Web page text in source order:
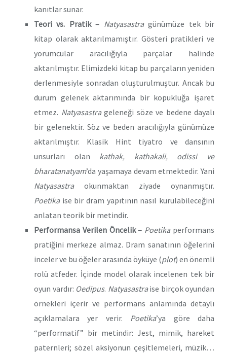
kanıtlar sunar.
Teori vs. Pratik – Natyasastra günümüze tek bir
kitap olarak aktarılmamıştır. Gösteri pratikleri ve
yorumcular aracılığıyla parçalar halinde
aktarılmıştır. Elimizdeki kitap bu parçaların yeniden
derlenmesiyle sonradan oluşturulmuştur. Ancak bu
durum gelenek aktarımında bir kopukluğa işaret
etmez. Natyasastrageleneği söze ve bedene dayalı
bir gelenektir. Söz ve beden aracılığıyla günümüze
aktarılmıştır. Klasik Hint tiyatro ve dansının
unsurları olan kathak, kathakali, odissi ve
bharatanatyam’da yaşamaya devam etmektedir. Yani
Natyasastra okunmaktan ziyade oynanmıştır.
Poetikaise bir dram yapıtının nasıl kurulabileceğini
anlatan teorik bir metindir.
Performansa Verilen Öncelik – Poetika performans
pratiğini merkeze almaz. Dram sanatının öğelerini
inceler ve bu öğeler arasında öyküye (plot) en önemli
rolü atfeder. İçinde model olarak incelenen tek bir
oyun vardır: Oedipus. Natyasastraise birçok oyundan
örnekleri içerir ve performans anlamında detaylı
açıklamalara yer verir. Poetika’ya göre daha
“performatif” bir metindir: Jest, mimik, hareket
paternleri; sözel aksiyonun çeşitlemeleri, müzik…